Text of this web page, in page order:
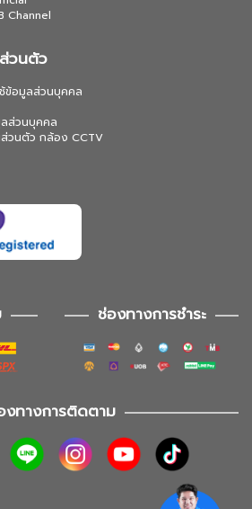
Channel
วนตัว
ข้อมูลส่วนบุคคล
ส่วนบุคคล
ส่วนตัว กล้อง CCTV
ช่องทางการชำระ
งทางการติดตาม